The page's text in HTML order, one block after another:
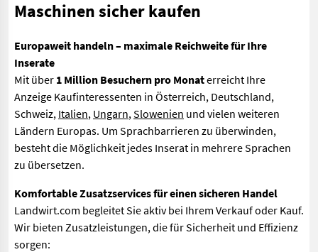
Maschinen sicher kaufen
Europaweit handeln – maximale Reichweite für Ihre
Inserate
Mit über 1 Million Besuchern pro Monaterreicht Ihre
Anzeige Kaufinteressenten in Österreich, Deutschland,
Schweiz, Italien, Ungarn,Slowenien und vielen weiteren
Ländern Europas. Um Sprachbarrieren zu überwinden,
besteht die Möglichkeit jedes Inserat in mehrere Sprachen
zu übersetzen.
Komfortable Zusatzservices für einen sicheren Handel
Landwirt.com begleitet Sie aktiv bei Ihrem Verkauf oder Kauf.
Wir bieten Zusatzleistungen, die für Sicherheit und Effizienz
sorgen: